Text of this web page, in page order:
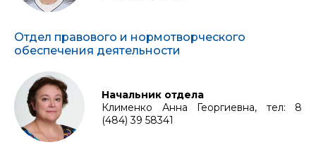
Отдел правового и нормотворческого
обеспечения деятельности
Начальник отдела
Клименко Анна Георгиевна, тел: 8
(484) 39 58341